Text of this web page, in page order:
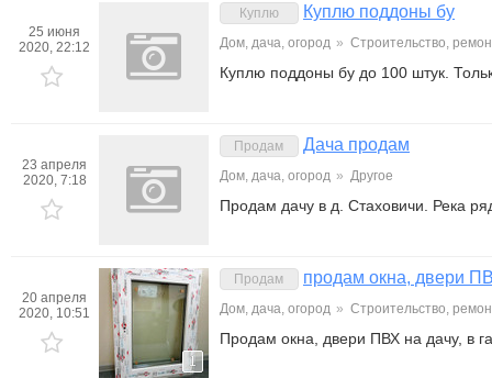
25 июня
2020, 22:12
Куплю Куплю поддоны бу
Дом, дача, огород » Строительство,
Куплю поддоны бу до 100 штук.
23 апреля
2020, 7:18
Продам Дача продам
Дом, дача, огород » Другое
Продам дачу в д. Стаховичи. Река
20 апреля
2020, 10:51
1
Продам продам окна, двери
Дом, дача, огород » Строительство,
Продам окна, двери ПВХ на дачу, в